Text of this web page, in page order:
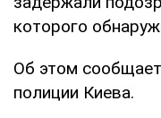
которого
Об этом
полиции Киева.